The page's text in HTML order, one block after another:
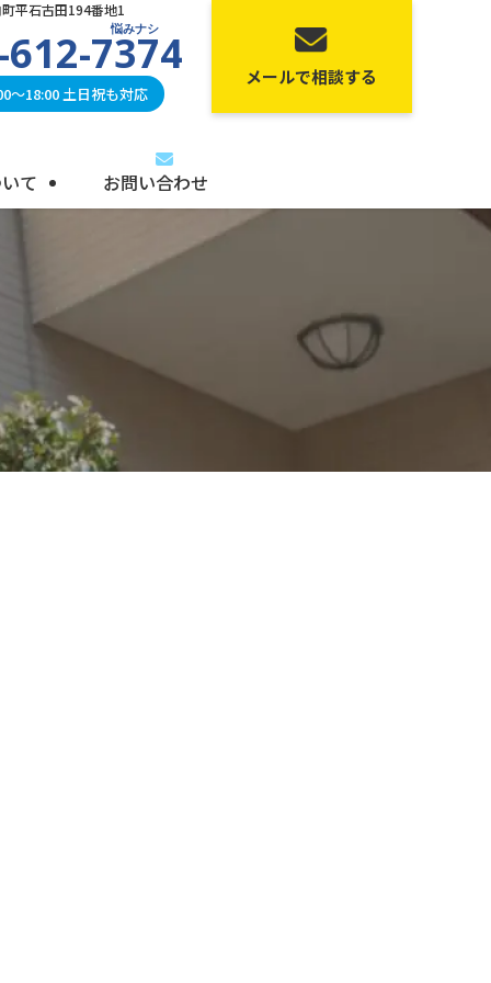
て お問い合わせ
平石古田194番地1
悩みナシ
7374
18:00 土日祝も対応
メールで相談する